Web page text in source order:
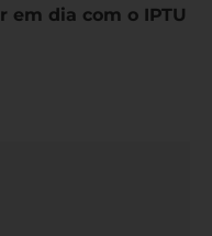
em dia com o IPTU